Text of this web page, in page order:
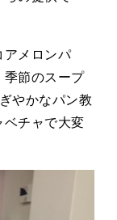
用情報
メロンパ
季節のスープ
やかなパン教
ベチャで大変